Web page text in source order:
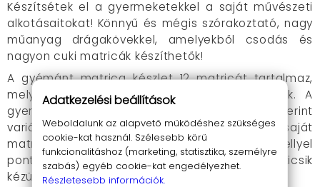
Készítsétek el a gyermeketekkel a saját művészeti
alkotásaitokat! Könnyű és mégis szórakoztató, nagy
műanyag drágakövekkel, amelyekből csodás és
nagyon cuki matricák készíthetők!
A gyémánt matrica készlet 12 matricát tartalmaz,
melyekhez kis műanyag drágakövek társulnak. A
gyerekek kreatívan, saját fantáziájuk szerint
variálhatják a színeket, és alkothatják meg saját
matricáikat. A készlethez jár egy kis eszköz, mellyel
pontosan lehet illeszteni a köveket, fejleszte a kicsik
kézügyességét és lássuk be a türelmüket is.
Adatkezelési beállítások
Weboldalunk az alapvető működéshez szükséges
cookie-kat használ. Szélesebb körű
funkcionalitáshoz (marketing, statisztika, személyre
szabás) egyéb cookie-kat engedélyezhet.
Részletesebb információk.